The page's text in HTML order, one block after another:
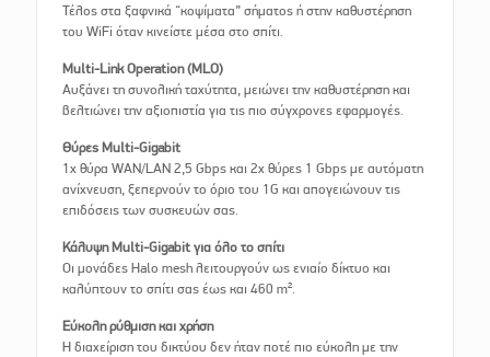
Τέλος στα ξαφνικά “κοψίματα” σήματος ή στην καθυστέρηση
του WiFi όταν κινείστε μέσα στο σπίτι.
Multi-Link Operation (MLO)
Αυξάνει τη συνολική ταχύτητα, μειώνει την καθυστέρηση και
βελτιώνει την αξιοπιστία για τις πιο σύγχρονες εφαρμογές.
Θύρες Multi-Gigabit
1x θύρα WAN/LAN 2,5 Gbps και 2x θύρες 1 Gbps με αυτόματη
ανίχνευση, ξεπερνούν το όριο του 1G και απογειώνουν τις
επιδόσεις των συσκευών σας.
Κάλυψη Multi-Gigabit για όλο το σπίτι
Οι μονάδες Halo mesh λειτουργούν ως ενιαίο δίκτυο και
καλύπτουν το σπίτι σας έως και 460 m².
Εύκολη ρύθμιση και χρήση
Η διαχείριση του δικτύου δεν ήταν ποτέ πιο εύκολη με την